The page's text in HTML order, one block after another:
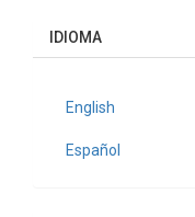
IDIOMA
English
Español